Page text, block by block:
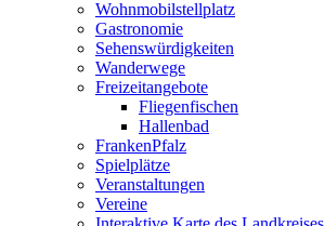
Wohnmobilstellplatz
Gastronomie
Sehenswürdigkeiten
Wanderwege
Freizeitangebote
Fliegenfischen
Hallenbad
FrankenPfalz
Spielplätze
Veranstaltungen
Vereine